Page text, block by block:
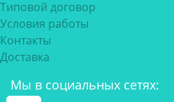
Типовой договор
Условия работы
Контакты
Доставка
Мы в социальных сетях: